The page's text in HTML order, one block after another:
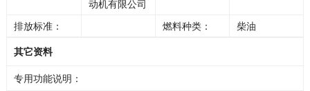
动机有限公司
排放标准： 燃料种类：
柴油
其它资料
专用功能说明：